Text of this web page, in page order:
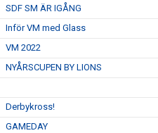
SDF SM ÄR IGÅNG
Inför VM med Glass
VM 2022
NYÅRSCUPEN BY LIONS
Derbykross!
GAMEDAY